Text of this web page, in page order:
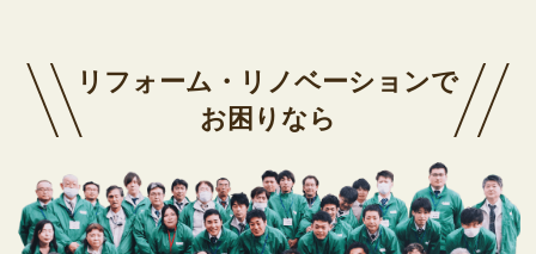
リフォーム・リノベーションで
お困りなら